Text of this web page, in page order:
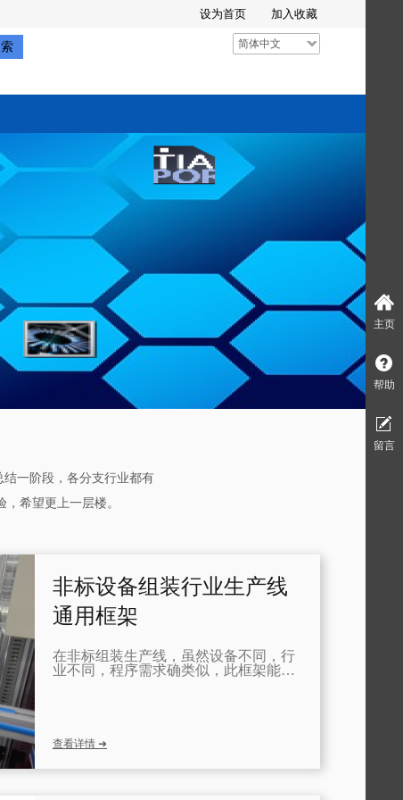
设为首页 加入收藏
简体中文
非标设备组装行业生产线
通用框架
在非标组装生产线，虽然设备不同，行
业不同，程序需求确类似，此框架能适
查看详情 ➜
一阶段，各分支行业都有
希望更上一层楼。
主页
帮助
留言